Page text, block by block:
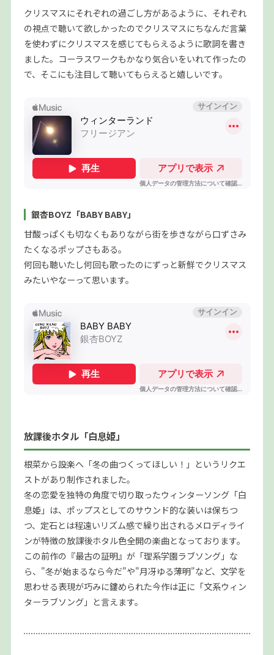
クリスマスにそれぞれの過ごし方があるように、それぞれ
の視点で聴いて欲しかったのでクリスマスにちなんだ言葉
を使わずにクリスマスを感じてもらえるように歌詞を書き
ました。コーラスワークもかなり気合いをいれて作ったの
で、そこにも注目して聴いてもらえると嬉しいです。
銀杏BOYZ「BABY BABY」
甘酸っぱくも切なくもありながら街を歩きながら口ずさみ
たくなるポップさもある。
何回も聴いたし何回も歌ったのにずっと新鮮でクリスマス
みたいやなーって思います。
放課後ホタル「白息姫」
根菜から設楽へ「冬の曲つくってほしい！」というリクエ
ストがあり制作されました。
冬の恋愛を独特の角度で切り取ったウィンターソング「白
息姫」は、ポップスとしてのサウンド的な装いは保ちつ
つ、定石とは程遠いリズム感で繰り出されるメロディライ
ンが特徴の放課後ホタル色全開の楽曲となっております。
この前作の『最古の証明』が「理系学園ラブソング」な
ら、"冬が始まるなら今だ"や"月冴ゆる薄明"など、文学を
思わせる表現が巧みに鏤められた今作は正に「文系ウィン
ターラブソング」と言えます。